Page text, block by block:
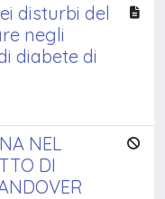
disturbi del
negli
diabete di
NEL
DI